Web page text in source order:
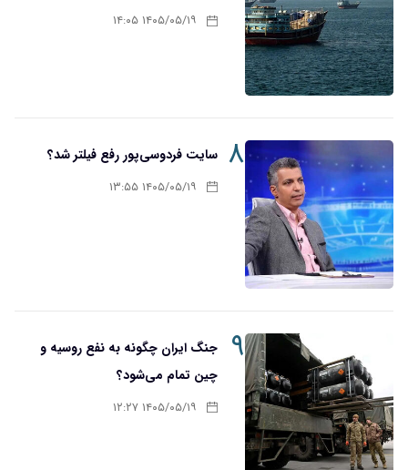
۱۴۰۵/۰۵/۱۹ ۱۴:۰۵
۸ سایت فردوسی‌پور رفع فیلتر شد؟
۱۴۰۵/۰۵/۱۹ ۱۳:۵۵
۹
جنگ ایران چگونه به نفع روسیه و
چین تمام می‌شود؟
۱۴۰۵/۰۵/۱۹ ۱۲:۲۷